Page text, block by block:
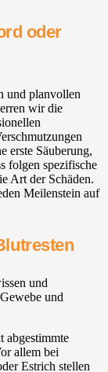
oder
und planvollen
wir die
erste Säuberung,
folgen spezifische
Art der Schäden.
Meilenstein auf
und
und
abgestimmte
allem bei
Estrich stellen